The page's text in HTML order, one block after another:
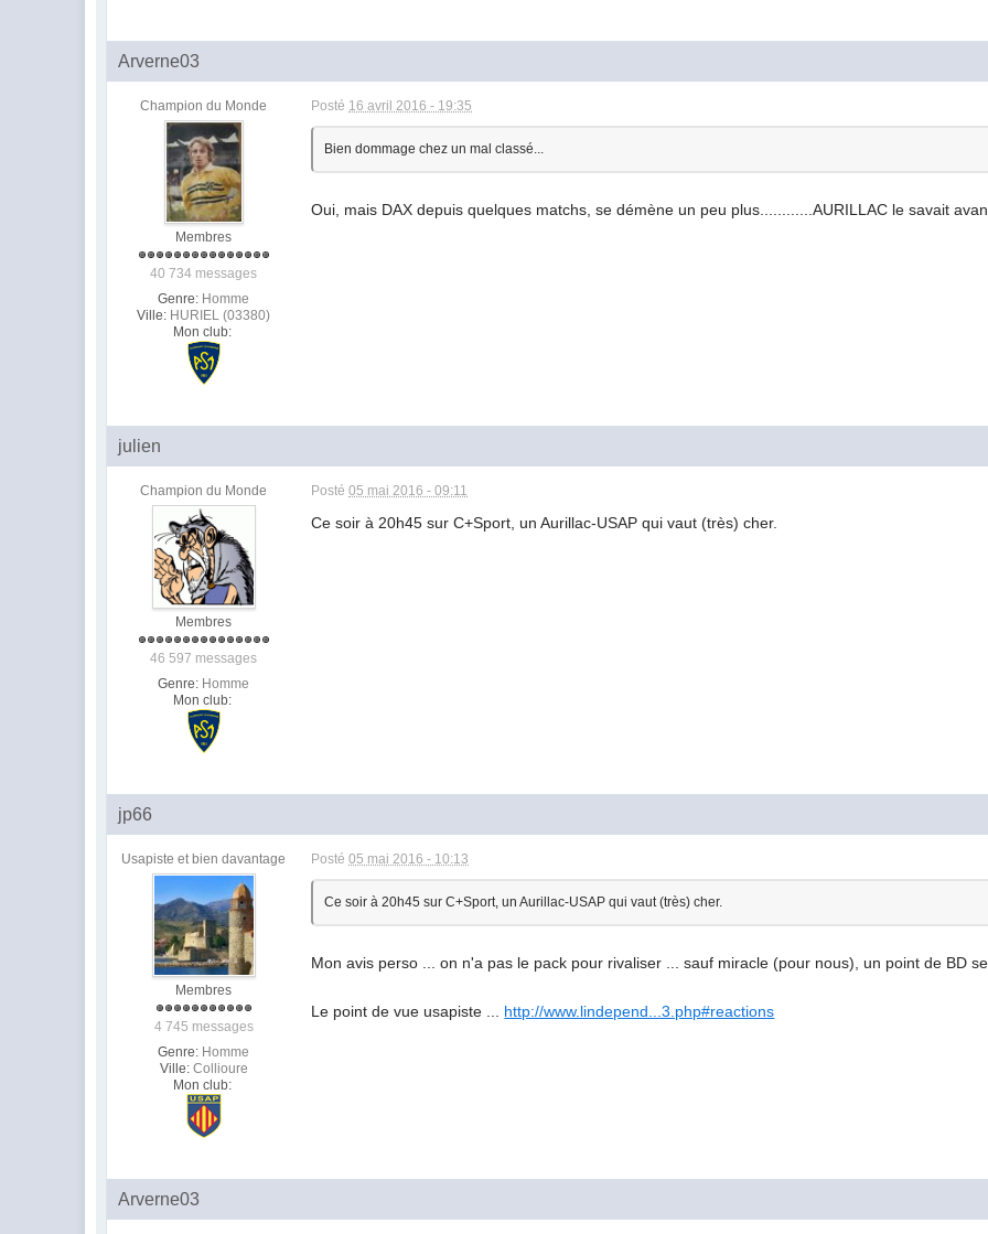
Arverne03
Champion du Monde
Membres
40 734 messages
Genre: Homme
Ville: HURIEL (03380)
Mon club:
Posté 16 avril 2016 - 19:35
Bien dommage chez un mal classé...
Oui, mais DAX depuis quelques matchs, se démène un peu plus............AURILLAC le savait
julien
Champion du Monde
Membres
46 597 messages
Genre: Homme
Mon club:
Posté05 mai 2016 - 09:11
Ce soir à 20h45 sur C+Sport, un Aurillac-USAP qui vaut (très) cher.
jp66
Usapiste et bien davantage
Membres
4 745 messages
Genre: Homme
Ville: Collioure
Mon club:
Posté05 mai 2016 - 10:13
Ce soir à 20h45 sur C+Sport, un Aurillac-USAP qui vaut (très) cher.
Mon avis perso ... on n'a pas le pack pour rivaliser ... sauf miracle (pour nous), un point de BD
Le point de vue usapiste ... http://www.lindepend...3.php#reactions
Arverne03